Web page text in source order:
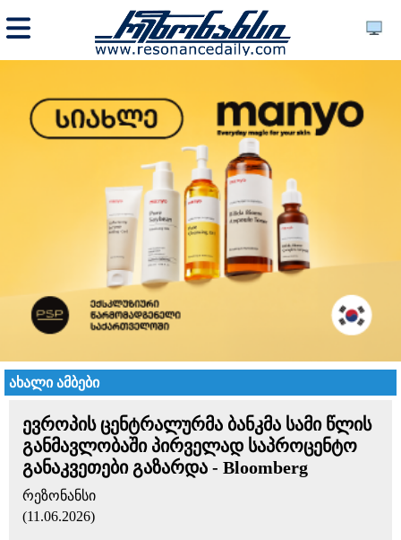
ახალი ამბები
ევროპის ცენტრალურმა ბანკმა სამი წლის
განმავლობაში პირველად საპროცენტო
განაკვეთები გაზარდა - Bloomberg
რეზონანსი
(11.06.2026)